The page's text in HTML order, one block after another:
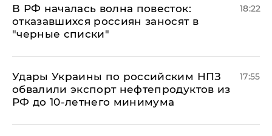
​В РФ началась волна повесток:
отказавшихся россиян заносят в
"черные списки"
18:22
Удары Украины по российским НПЗ
обвалили экспорт нефтепродуктов из
РФ до 10-летнего минимума
17:55